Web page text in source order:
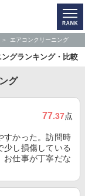
エアコンクリーニング
ングランキング・比較
グ
77.37点
すかった。訪問時
少し損傷している
お仕事が丁寧だな